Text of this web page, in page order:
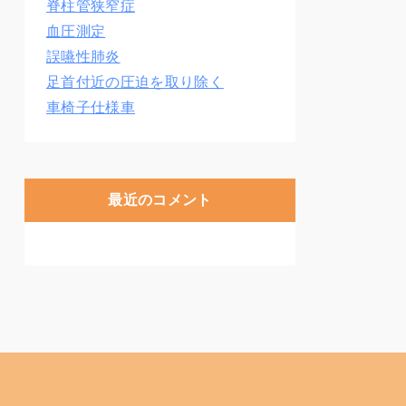
脊柱管狭窄症
血圧測定
誤嚥性肺炎
足首付近の圧迫を取り除く
車椅子仕様車
最近のコメント